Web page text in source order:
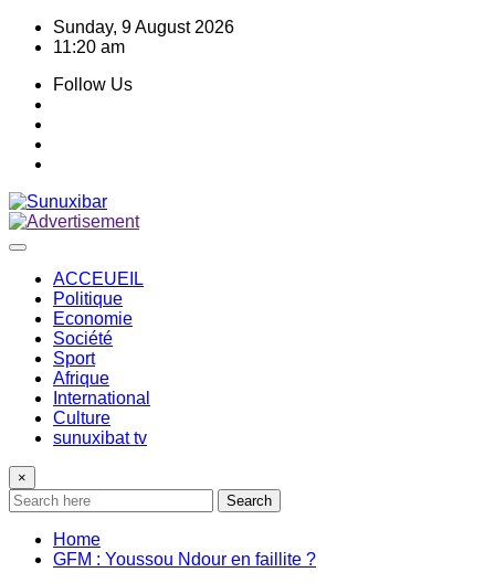
Skip
Sunday, 9 August 2026
11:20 am
Follow Us
ACCEUEIL
Politique
Economie
Société
Sport
Afrique
International
Culture
sunuxibat tv
×
Search
Home
GFM : Youssou Ndour en faillite ?